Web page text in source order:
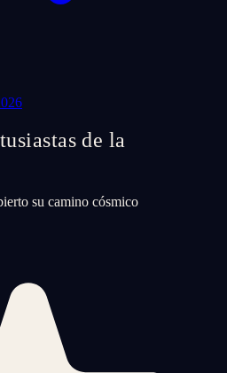
de la
su camino cósmico